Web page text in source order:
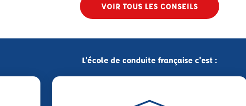
VOIR TOUS LES CONSEILS
L'école de conduite française c'est :